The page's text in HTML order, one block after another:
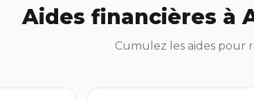
Aides financières à
Cumulez les aides pour